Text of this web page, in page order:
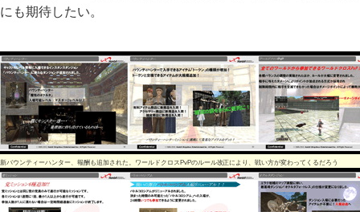
にも期待したい。
新バウンティーハンター、報酬も追加された。ワールドクロスPvPのルール改正により、戦い方が変わってくるだろう